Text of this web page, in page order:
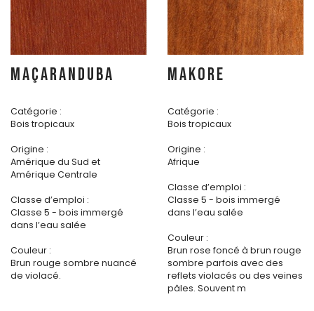
MAÇARANDUBA
Catégorie :
Bois tropicaux
Origine :
Amérique du Sud et
Amérique Centrale
Classe d’emploi :
Classe 5 - bois immergé
dans l’eau salée
Couleur :
Brun rouge sombre nuancé
de violacé.
MAKORE
Catégorie :
Bois tropicaux
Origine :
Afrique
Classe d’emploi :
Classe 5 - bois immergé
dans l’eau salée
Couleur :
Brun rose foncé à brun rouge
sombre parfois avec des
reflets violacés ou des veines
pâles. Souvent m